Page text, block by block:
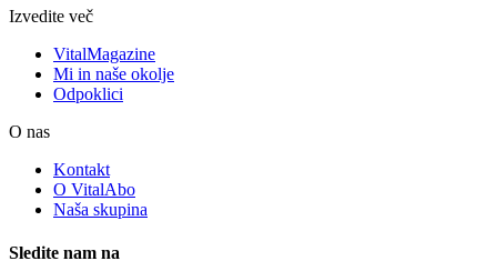
Izvedite več
VitalMagazine
Mi in naše okolje
Odpoklici
O nas
Kontakt
O VitalAbo
Naša skupina
Sledite nam na